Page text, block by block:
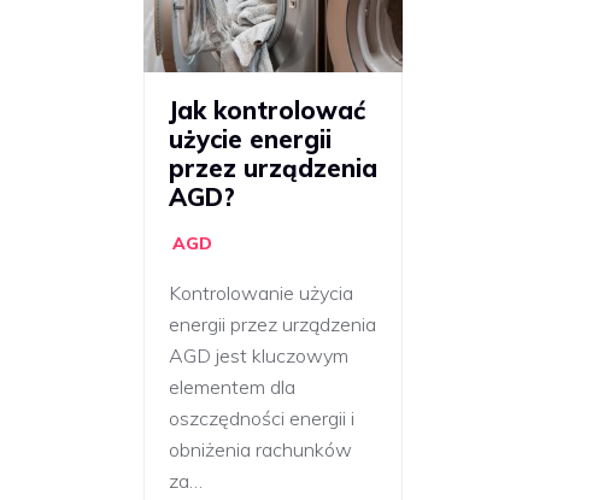
Jak kontrolować
użycie energii
przez urządzenia
AGD?
AGD
Kontrolowanie użycia
energii przez urządzenia
AGD jest kluczowym
elementem dla
oszczędności energii i
obniżenia rachunków
za…